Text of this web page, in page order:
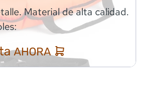
Material de alta calidad.
AHORA